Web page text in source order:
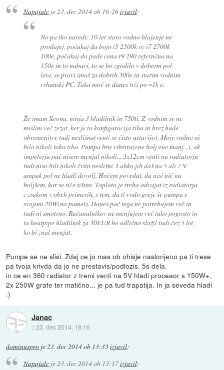
Napajalcje 23. dec 2014 ob 16:26izjavil:
No pa tko naredi: 10 let staro vodno hlajenje ne
prodajej, počakaj da bojo i5 2500k oz i7 2700k
100e, počakaj da pade cena r9 290 refernčna na
150e in to nabavi, to se bo zgodilo v doberm pol
leta, se pravi imaš za dobrih 300e in starim vodnim
vrhunski PC. Taka moč se danes trži po ~1k e.
Že imam Xeona, ninja 3 hladilnik in 750ti. Z vodnim se ne
mislim več zezat, ker je ta konfiguracija tiha in brez hude
obremenitve tudi neslišna(venti se čisto ustavijo). Moje vodno ni
bilo nikoli tako tiho. Pumpa btw vibrira(ene bolj ene manj...), ok
impelerja pač nisem menjal nikoli... 3x12cm venti na radiatorju
tudi niso bili nikoli čisto neslišni. Lahko jih daš na 5 ali 7 V
ampak pol ne hladi dovolj. Hočem povedat, da nisi nič na
boljšem, kar se tiče tišine. Toploto je treba odvajat iz radiatorja
z zrakom v obeh primerih, s tem, da ti vodo greje še pumpa s
svojimi 20W(na pamet). Danes pač tega ne potrebujem več in
tudi ni smotrno. Računalnikov ne menjujem več tako pogosto in
ta heatpipe hladilnik za 30EUR bo odlično služil tudi čez 5 let,
ko bi znal menjat.
Pumpe se ne slisi. Zdaj ce jo mas ob ohisje naslonjeno pa ti trese
pa tvoja krivda da jo ne prestavis/podlozis. 5s dela.
in ce en 360 radiator z tremi venti na 5V hladi proceaor s 150W+,
2x 250W grafe ter matično... je pa tud trapatija. In ja seveda hladi
:)
Janac
::23. dec 2014, 18:16
dominuspro je23. dec 2014 ob 13:33izjavil:
Napajalcje23. dec 2014 ob 13:17izjavil: